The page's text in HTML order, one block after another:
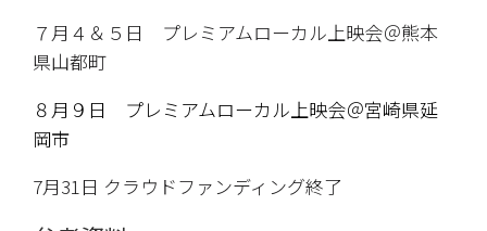
７月４＆５日　プレミアムローカル上映会＠熊本
県山都町
８月９日　プレミアムローカル上映会＠宮崎県延
岡市
7月31日 クラウドファンディング終了